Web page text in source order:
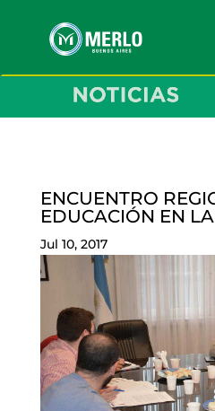
ENCUENTRO
EDUCACIÓN EN
Jul 10, 2017